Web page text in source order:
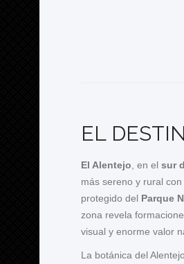
EL
El Alentejo , en el sur
más sereno y rural
protegido del Parque
zona revela
visual y enorme valor
La botánica del